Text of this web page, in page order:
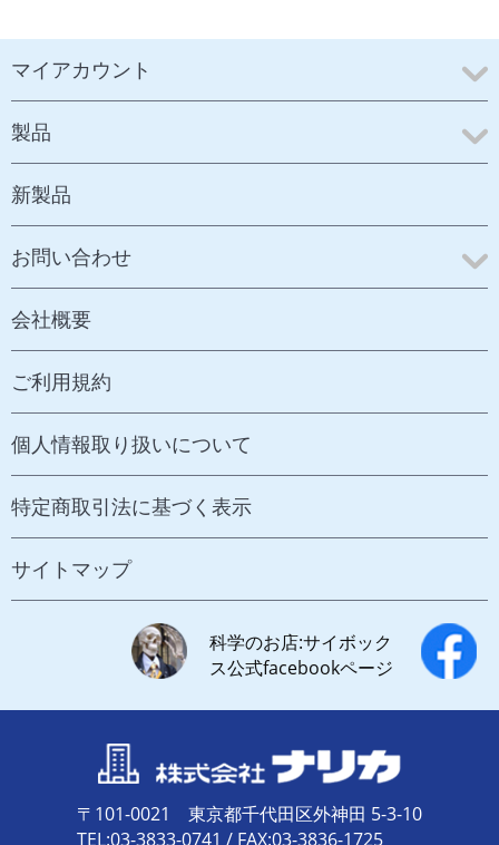
マイアカウント
製品
新製品
お問い合わせ
会社概要
ご利用規約
個人情報取り扱いについて
特定商取引法に基づく表示
サイトマップ
科学のお店:サイボック
ス公式facebookページ
〒101-0021 東京都千代田区外神田 5-3-10
TEL:03-3833-0741 / FAX:03-3836-1725